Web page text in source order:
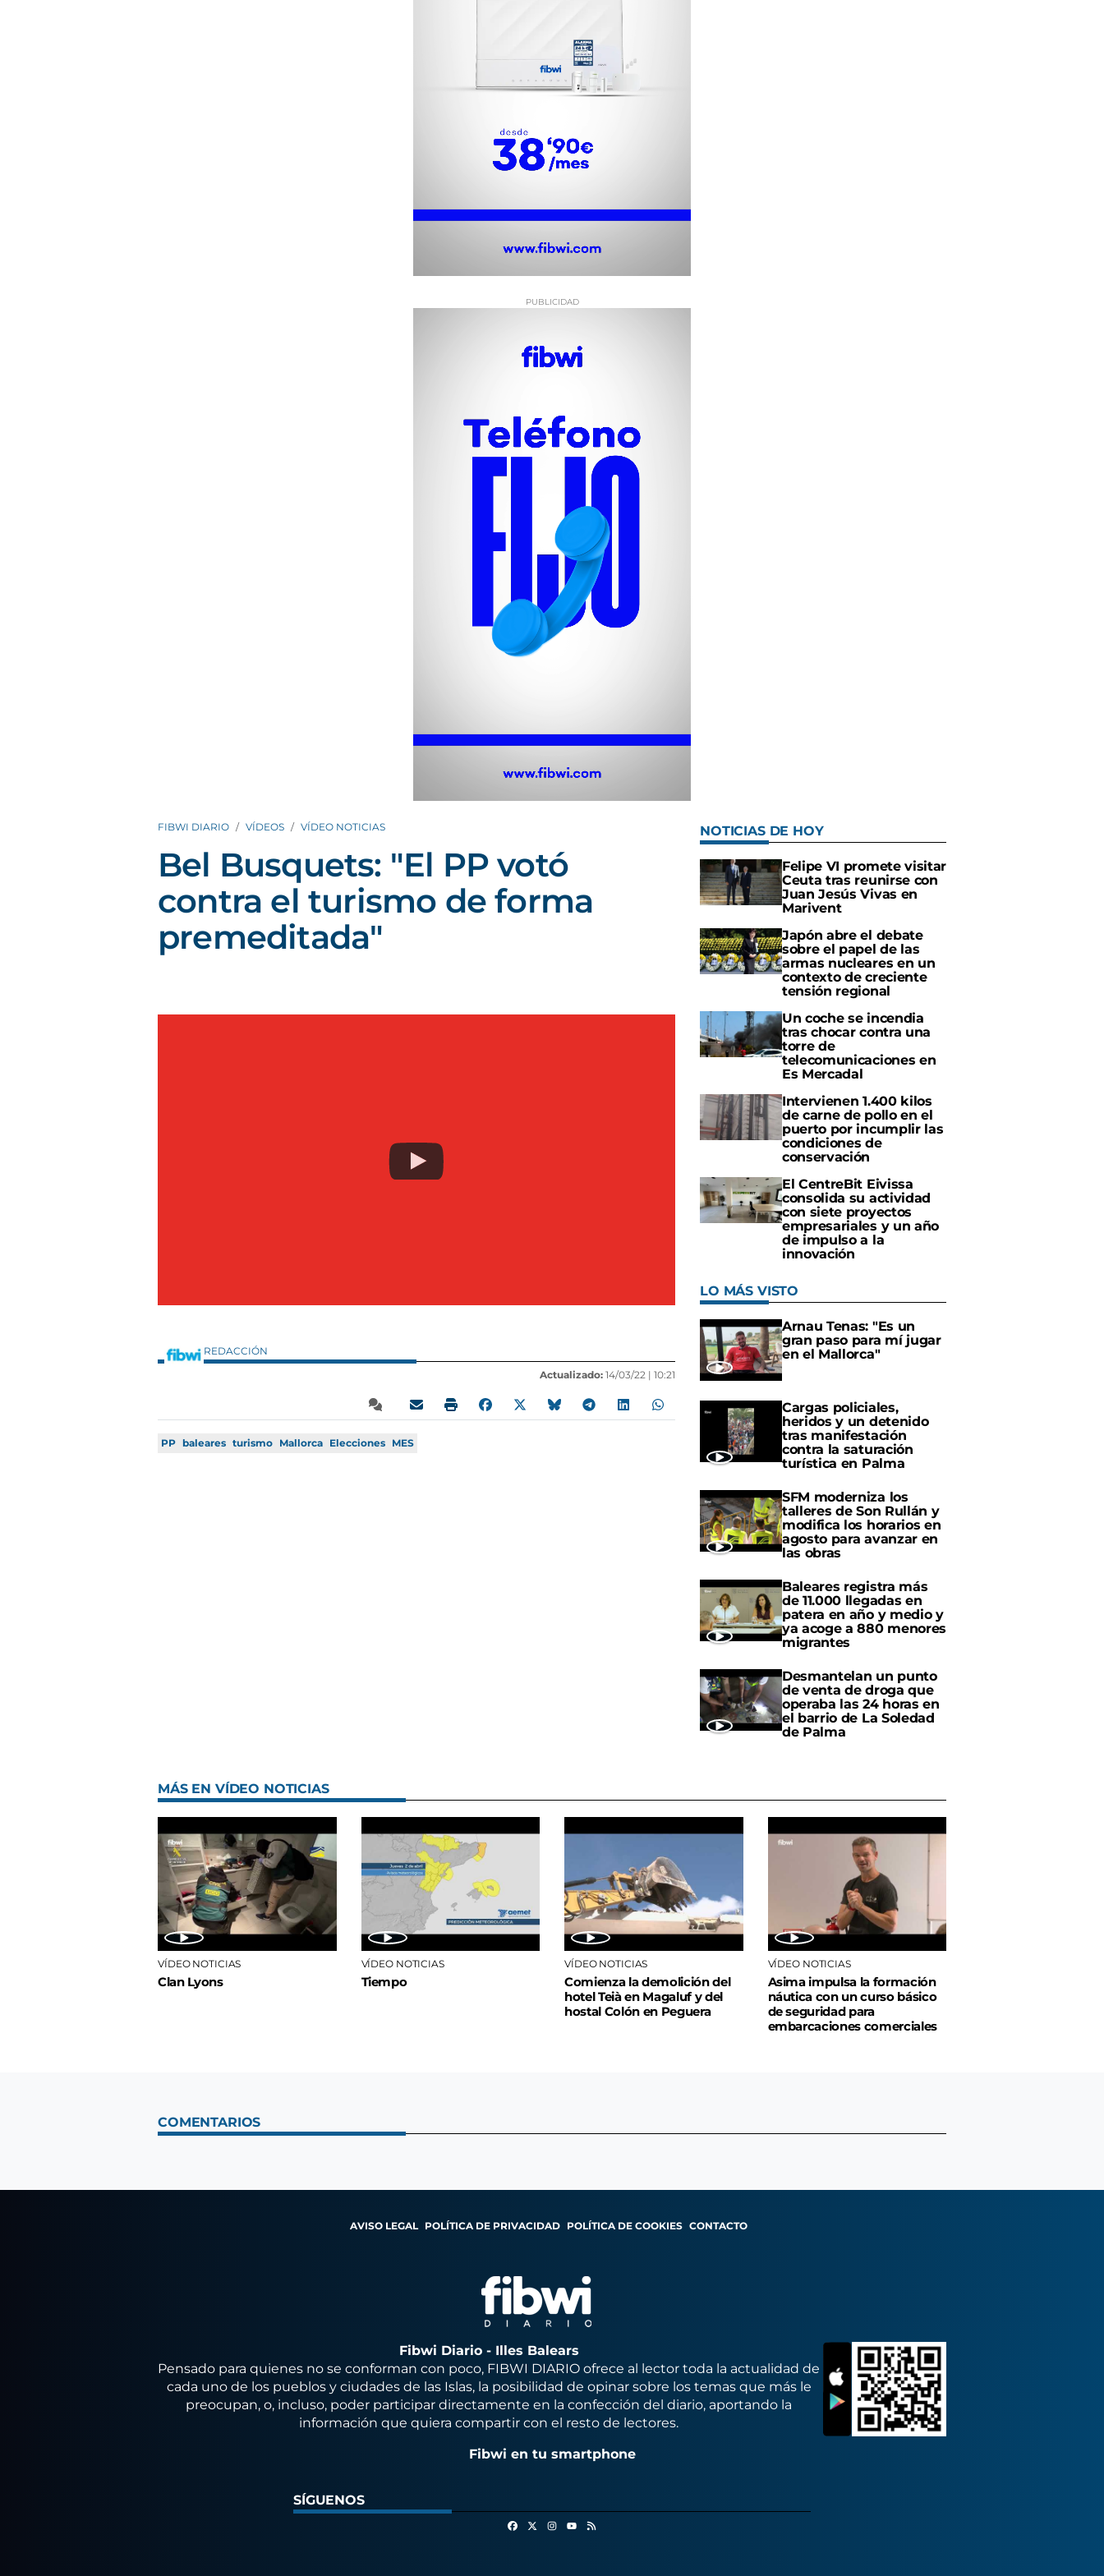
FIBWI DIARIO VÍDEOS VÍDEO NOTICIAS
Bel Busquets: "El PP votó
contra el turismo de forma
premeditada"
REDACCIÓN
Actualizado: 14/03/22 | 10:21
PP baleares turismo Mallorca Elecciones MES
NOTICIAS DE HOY
Felipe VI promete visitar
Ceuta tras reunirse con
Juan Jesús Vivas en
Marivent
Japón abre el debate
sobre el papel de las
armas nucleares en un
contexto de creciente
tensión regional
Un coche se incendia
tras chocar contra una
torre de
telecomunicaciones en
Es Mercadal
Intervienen 1.400 kilos
de carne de pollo en el
puerto por incumplir las
condiciones de
conservación
El CentreBit Eivissa
consolida su actividad
con siete proyectos
empresariales y un año
de impulso a la
innovación
LO MÁS VISTO
Arnau Tenas: "Es un
gran paso para mí jugar
en el Mallorca"
Cargas policiales,
heridos y un detenido
tras manifestación
contra la saturación
turística en Palma
SFM moderniza los
talleres de Son Rullán y
modifica los horarios en
agosto para avanzar en
las obras
Baleares registra más
de 11.000 llegadas en
patera en año y medio y
ya acoge a 880 menores
migrantes
Desmantelan un punto
de venta de droga que
operaba las 24 horas en
el barrio de La Soledad
de Palma
MÁS EN VÍDEO NOTICIAS
VÍDEO NOTICIAS
Clan Lyons
VÍDEO NOTICIAS
Tiempo
VÍDEO NOTICIAS
Comienza la demolición del
hotel Teià en Magaluf y del
hostal Colón en Peguera
VÍDEO NOTICIAS
Asima impulsa la formación
náutica con un curso básico
de seguridad para
embarcaciones comerciales
COMENTARIOS
AVISO LEGAL POLÍTICA DE PRIVACIDAD POLÍTICA DE COOKIES CONTACTO
Fibwi Diario - Illes Balears
Pensado para quienes no se conforman con poco, FIBWI DIARIO ofrece al lector toda la actualidad de
cada uno de los pueblos y ciudades de las Islas, la posibilidad de opinar sobre los temas que más le
preocupan, o, incluso, poder participar directamente en la confección del diario, aportando la
información que quiera compartir con el resto de lectores.
Fibwi en tu smartphone
SÍGUENOS
FacebookInstagram